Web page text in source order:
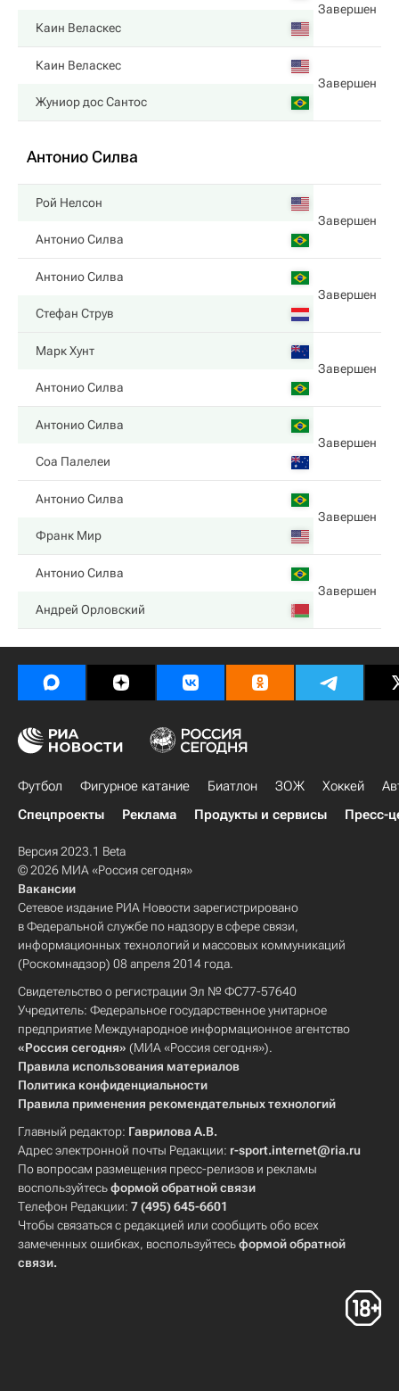
Завершен
Каин Веласкес
Каин Веласкес
Завершен
Жуниор дос Сантос
Антонио Силва
Рой Нелсон
Завершен
Антонио Силва
Антонио Силва
Завершен
Стефан Струв
Марк Хунт
Завершен
Антонио Силва
Антонио Силва
Завершен
Соа Палелеи
Антонио Силва
Завершен
Франк Мир
Антонио Силва
Завершен
Андрей Орловский
Футбол Фигурное катание Биатлон ЗОЖ Хоккей
Спецпроекты
Реклама Продукты и сервисы Пресс-
Версия 2023.1 Beta
© 2026 МИА «Россия сегодня»
Вакансии
Сетевое издание РИА Новости зарегистрировано
в Федеральной службе по надзору в сфере связи,
информационных технологий и массовых коммуникаций
(Роскомнадзор) 08 апреля 2014 года.
Свидетельство о регистрации Эл № ФС77-57640
Учредитель: Федеральное государственное унитарное
предприятие Международное информационное агентство
«Россия сегодня» (МИА «Россия сегодня»).
Правила использования материалов
Политика конфиденциальности
Правила применения рекомендательных технологий
Главный редактор: Гаврилова А.В.
Адрес электронной почты Редакции: r-sport.internet@ria.ru
По вопросам размещения пресс-релизов и рекламы
воспользуйтесьформой обратной связи
Телефон Редакции: 7 (495) 645-6601
Чтобы связаться с редакцией или сообщить обо всех
замеченных ошибках, воспользуйтесьформой обратной
связи.